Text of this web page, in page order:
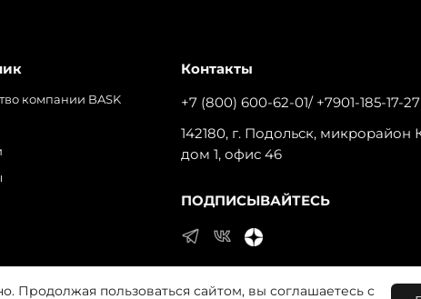
компании BASK
Контакты
+7 (800) 600-62-01/ +7901-185-17-27
142180, г. Подольск, микрорайон
дом 1, офис 46
ПОДПИСЫВАЙТЕСЬ
Продолжая пользоваться сайтом, вы соглашаетесь с